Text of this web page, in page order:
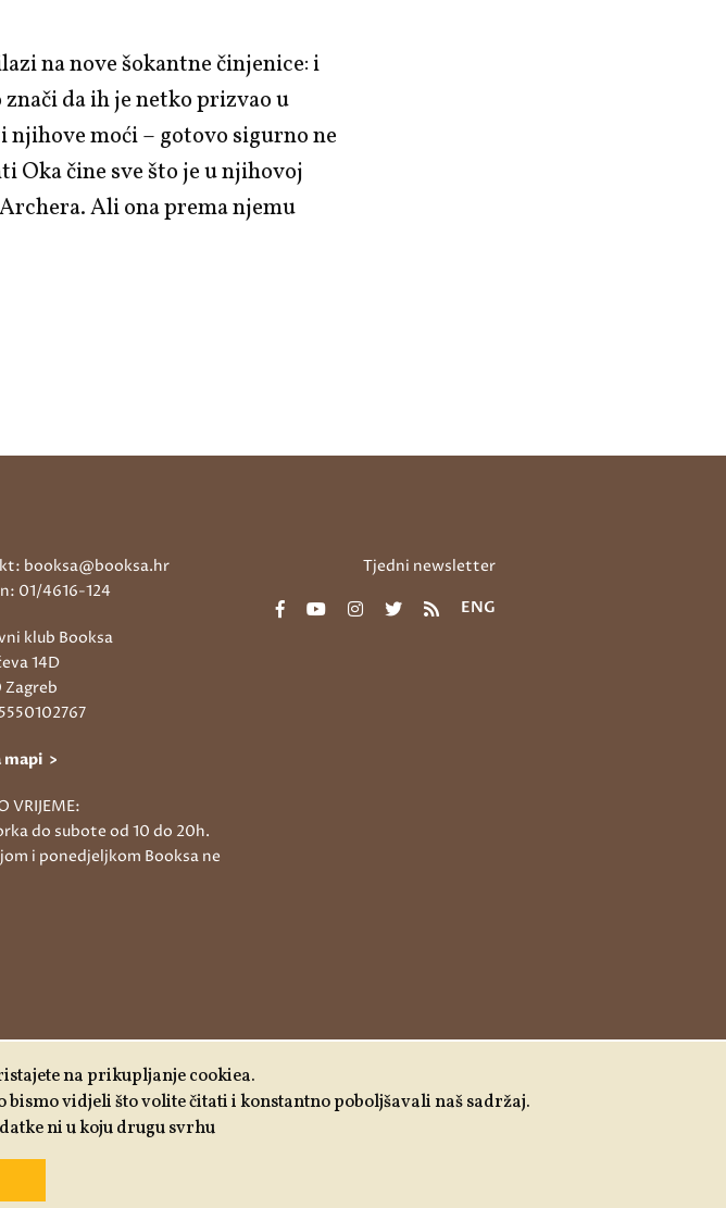
na nove šokantne činjenice: i
da ih je netko prizvao u
moći – gotovo sigurno ne
Oka čine sve što je u njihovoj
Ali ona prema njemu
booksa@booksa.hr
01/4616-124
klub Booksa
14D
mapi >
VRIJEME:
do subote od 10 do 20h.
i ponedjeljkom Booksa ne
Tjedni newsletter
ENG
na prikupljanje cookiea.
vidjeli što volite čitati i konstantno poboljšavali naš sadržaj.
ni u koju drugu svrhu